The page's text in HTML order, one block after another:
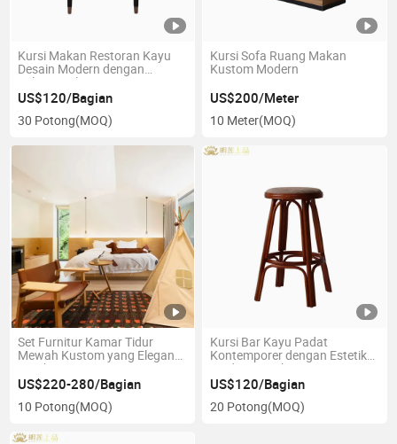
Kursi Makan Restoran Kayu
Desain Modern dengan
Pelapis Kulit PU
US$120/Bagian
30 Potong(MOQ)
Kursi Sofa Ruang Makan
Kustom Modern
US$200/Meter
10 Meter(MOQ)
Set Furnitur Kamar Tidur
Mewah Kustom yang Elegan
untuk Resor
US$220-280/Bagian
10 Potong(MOQ)
Kursi Bar Kayu Padat
Kontemporer dengan Estetika
Modern untuk Restoran
US$120/Bagian
20 Potong(MOQ)